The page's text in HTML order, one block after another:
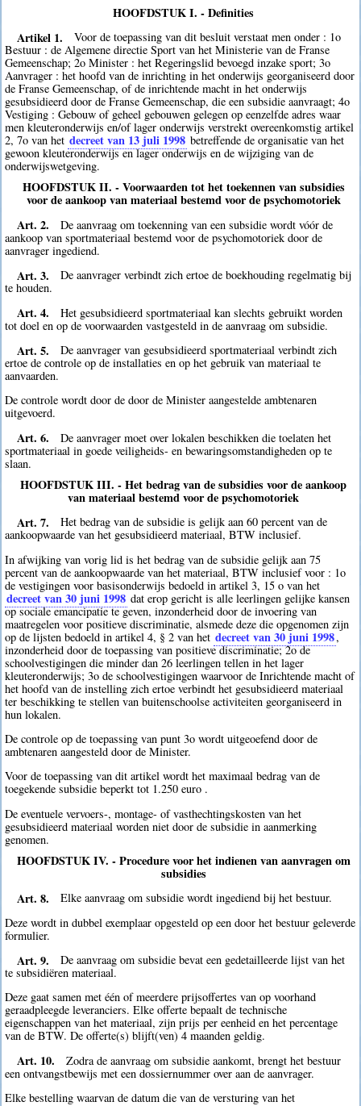
HOOFDSTUK I. - Definities
Artikel 1.
Voor de toepassing van dit besluit verstaat men onder : 1o
Bestuur : de Algemene directie Sport van het Ministerie van de Franse
Gemeenschap; 2o Minister : het Regeringslid bevoegd inzake sport; 3o
Aanvrager : het hoofd van de inrichting in het onderwijs georganiseerd door
de Franse Gemeenschap, of de inrichtende macht in het onderwijs
gesubsidieerd door de Franse Gemeenschap, die een subsidie aanvraagt; 4o
Vestiging : Gebouw of geheel gebouwen gelegen op eenzelfde adres waar
men kleuteronderwijs en/of lager onderwijs verstrekt overeenkomstig artikel
2, 7o van het decreet van 13 juli 1998 betreffende de organisatie van het
gewoon kleuteronderwijs en lager onderwijs en de wijziging van de
onderwijswetgeving.
HOOFDSTUK II. - Voorwaarden tot het toekennen van subsidies
voor de aankoop van materiaal bestemd voor de psychomotoriek
Art. 2.
De aanvraag om toekenning van een subsidie wordt vóór de
aankoop van sportmateriaal bestemd voor de psychomotoriek door de
aanvrager ingediend.
Art. 3.
De aanvrager verbindt zich ertoe de boekhouding regelmatig bij
te houden.
Art. 4.
Het gesubsidieerd sportmateriaal kan slechts gebruikt worden
tot doel en op de voorwaarden vastgesteld in de aanvraag om subsidie.
Art. 5.
De aanvrager van gesubsidieerd sportmateriaal verbindt zich
ertoe de controle op de installaties en op het gebruik van materiaal te
aanvaarden.
De controle wordt door de door de Minister aangestelde ambtenaren
uitgevoerd.
Art. 6.
De aanvrager moet over lokalen beschikken die toelaten het
sportmateriaal in goede veiligheids- en bewaringsomstandigheden op te
slaan.
HOOFDSTUK III. - Het bedrag van de subsidies voor de aankoop
van materiaal bestemd voor de psychomotoriek
Art. 7.
Het bedrag van de subsidie is gelijk aan 60 percent van de
aankoopwaarde van het gesubsidieerd materiaal, BTW inclusief.
In afwijking van vorig lid is het bedrag van de subsidie gelijk aan 75
percent van de aankoopwaarde van het materiaal, BTW inclusief voor : 1o
de vestigingen voor basisonderwijs bedoeld in artikel 3, 15 o van het
decreet van 30 juni 1998 dat erop gericht is alle leerlingen gelijke kansen
op sociale emancipatie te geven, inzonderheid door de invoering van
maatregelen voor positieve discriminatie, alsmede deze die opgenomen zijn
op de lijsten bedoeld in artikel 4, § 2 van het decreet van 30 juni 1998,
inzonderheid door de toepassing van positieve discriminatie; 2o de
schoolvestigingen die minder dan 26 leerlingen tellen in het lager
kleuteronderwijs; 3o de schoolvestigingen waarvoor de Inrichtende macht of
het hoofd van de instelling zich ertoe verbindt het gesubsidieerd materiaal
ter beschikking te stellen van buitenschoolse activiteiten georganiseerd in
hun lokalen.
De controle op de toepassing van punt 3o wordt uitgeoefend door de
ambtenaren aangesteld door de Minister.
Voor de toepassing van dit artikel wordt het maximaal bedrag van de
toegekende subsidie beperkt tot 1.250 euro .
De eventuele vervoers-, montage- of vasthechtingskosten van het
gesubsidieerd materiaal worden niet door de subsidie in aanmerking
genomen.
HOOFDSTUK IV. - Procedure voor het indienen van aanvragen om
subsidies
Art. 8.
Elke aanvraag om subsidie wordt ingediend bij het bestuur.
Deze wordt in dubbel exemplaar opgesteld op een door het bestuur geleverde
formulier.
Art. 9.
De aanvraag om subsidie bevat een gedetailleerde lijst van het
te subsidiëren materiaal.
Deze gaat samen met één of meerdere prijsoffertes van op voorhand
geraadpleegde leveranciers. Elke offerte bepaalt de technische
eigenschappen van het materiaal, zijn prijs per eenheid en het percentage
van de BTW. De offerte(s) blijft(ven) 4 maanden geldig.
Art. 10.
Zodra de aanvraag om subsidie aankomt, brengt het bestuur
een ontvangstbewijs met een dossiernummer over aan de aanvrager.
Elke bestelling waarvan de datum die van de versturing van het